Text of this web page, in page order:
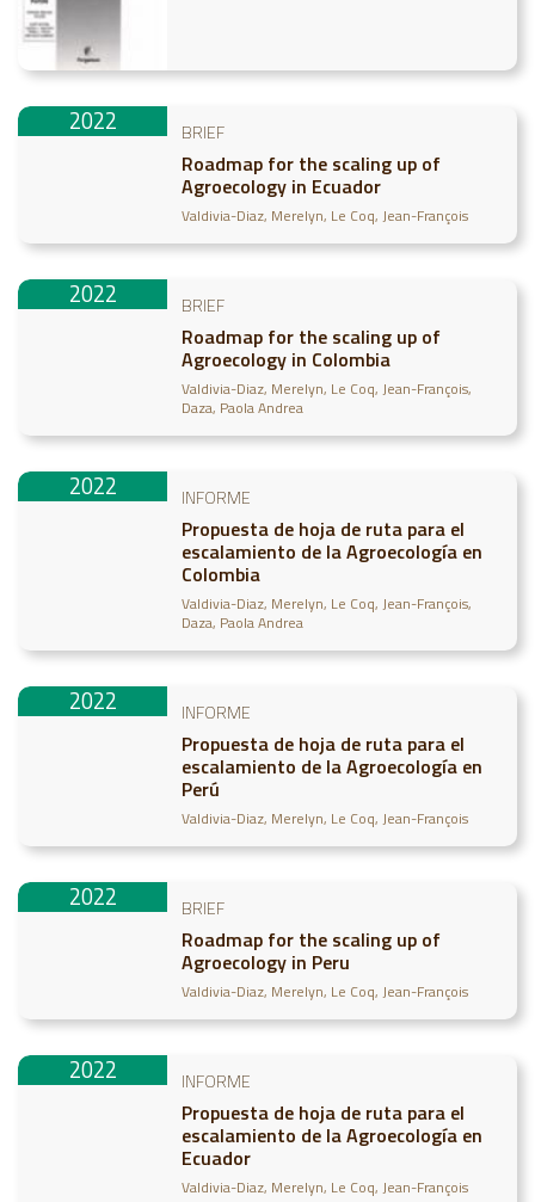
2022 BRIEF
Roadmap for the scaling up of
Agroecology in Ecuador
Valdivia-Diaz, Merelyn Le Coq, Jean-François
2022 BRIEF
Roadmap for the scaling up of
Agroecology in Colombia
Valdivia-Diaz, Merelyn Le Coq, Jean-François
Daza, Paola Andrea
2022 INFORME
Propuesta de hoja de ruta para el
escalamiento de la Agroecología en
Colombia
Valdivia-Diaz, Merelyn Le Coq, Jean-François
Daza, Paola Andrea
2022 INFORME
Propuesta de hoja de ruta para el
escalamiento de la Agroecología en
Perú
Valdivia-Diaz, Merelyn Le Coq, Jean-François
2022 BRIEF
Roadmap for the scaling up of
Agroecology in Peru
Valdivia-Diaz, Merelyn Le Coq, Jean-François
2022 INFORME
Propuesta de hoja de ruta para el
escalamiento de la Agroecología en
Ecuador
Valdivia-Diaz, Merelyn Le Coq, Jean-François